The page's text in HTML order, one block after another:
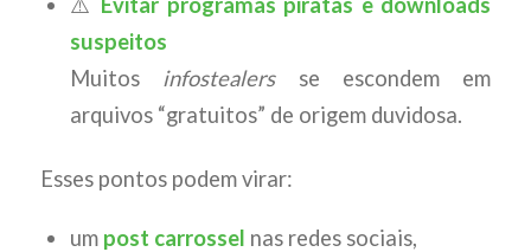
suspeitos
Muitos infostealersse escondem em
arquivos “gratuitos” de origem duvidosa.
Esses pontos podem virar:
um post carrossel nas redes sociais,